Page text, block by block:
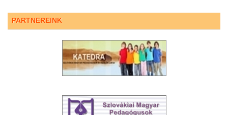
PARTNEREINK